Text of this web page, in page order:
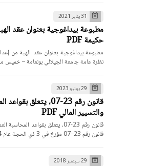
31 يناير 2021
مطبوعة بيداغوجية بعنوان عقد
حكيمة PDF
نظرة عامة جامعة الجيلالي بونعامة – خميس
29 يونيو 2023
قانون رقم 23-07، يتعلق
والتسيير المالي PDF
قانون رقم 23–07 مؤرخ في 3 ذي الحجة عام 1444 الموا…
29 سبتمبر 2018